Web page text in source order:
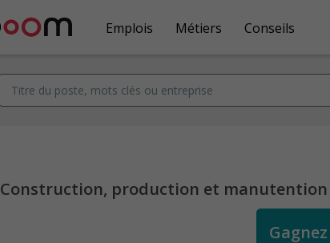
Emplois Métiers Conseils
Construction, production et manutention